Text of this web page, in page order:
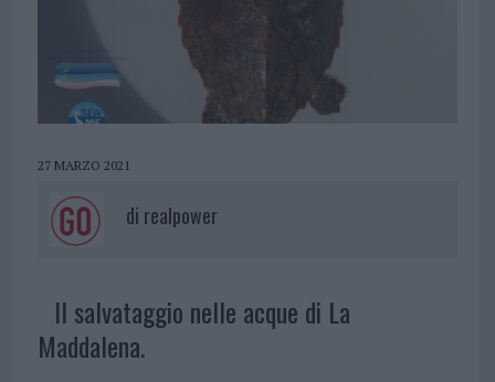
27 MARZO 2021
di realpower
Il salvataggio nelle acque di La
Maddalena.